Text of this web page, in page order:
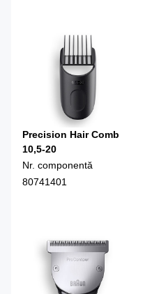
Precision Hair Comb
10,5-20
Nr. componentă
80741401